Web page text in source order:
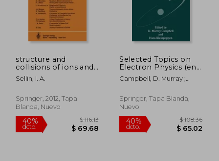
structure and
collisions of ions and
atoms (en Inglés)
Sellin, I. A.
Springer, 2012, Tapa
Blanda, Nuevo
Selected Topics on
Electron Physics (en
Inglés)
Campbell, D. Murray ;
Springer, Tapa Blanda,
Nuevo